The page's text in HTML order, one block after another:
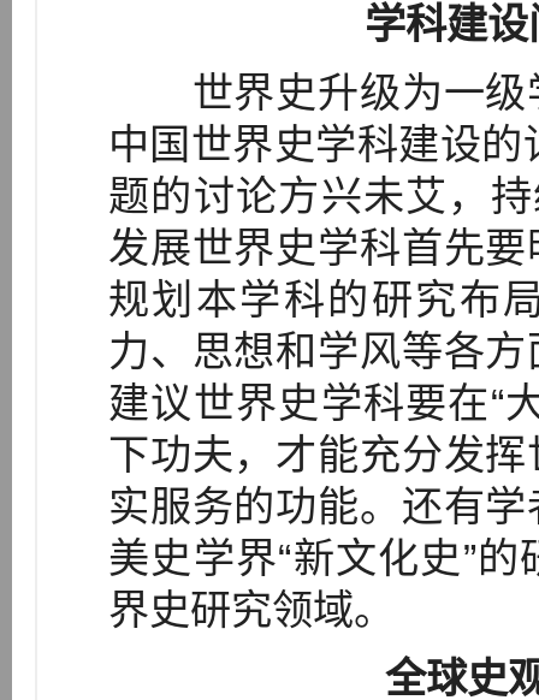
学科建
世界史升级为一级
中国世界史学科建设
题的讨论方兴未艾，
发展世界史学科首先
规划本学科的研究布
力、思想和学风等各
建议世界史学科要在“
下功夫，才能充分发
实服务的功能。还有
美史学界“新文化史”
界史研究领域。
全球史